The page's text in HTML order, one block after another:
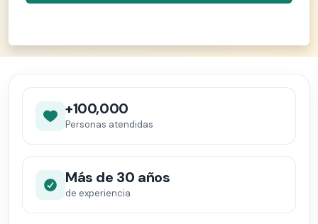
+100,000
Personas atendidas
Más de 30 años
de experiencia